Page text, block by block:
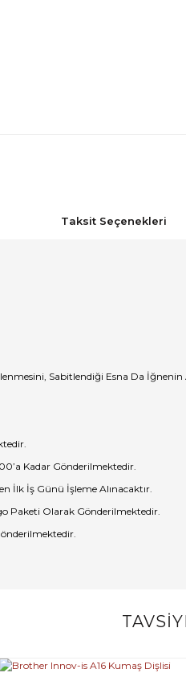
Taksit Seçenekleri
Sabitlendiği Esna Da İğnenin
Kadar Gönderilmektedir.
İlk İş Günü İşleme Alınacaktır.
Paketi Olarak Gönderilmektedir.
Bu ürüne